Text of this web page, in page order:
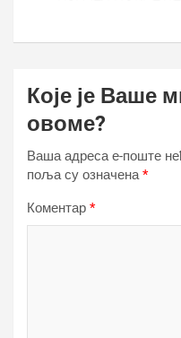
Које је Ваше
овоме?
Ваша адреса е-поште
поља су означена*
Коментар *